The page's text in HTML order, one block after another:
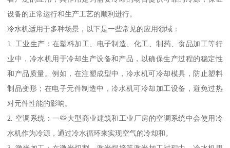
设备的正常运行和生产工艺的顺利进行。
冷水机适用于多种场景，以下是一些常见的应用领域：
1. 工业生产：在塑料加工、电子制造、化工、制药、食品加工等行
业中，冷水机用于冷却生产设备和产品，以确保生产过程的稳定性
和产品质量。例如，在注塑成型中，冷水机可冷却模具，防止塑料
制品变形；在电子元件制造中，冷水机可冷却加工设备，避免过热
对元件性能的影响。
2. 空调系统：一些大型商业建筑和工业厂房的空调系统中会使用冷
水机作为冷源，通过冷水循环来实现空气的冷却和。